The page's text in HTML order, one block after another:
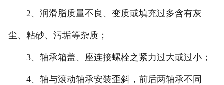
2、润滑脂质量不良、变质或填充过多含有灰
尘、粘砂、污垢等杂质；
3、轴承箱盖、座连接螺栓之紧力过大或过小；
4、轴与滚动轴承安装歪斜，前后两轴承不同